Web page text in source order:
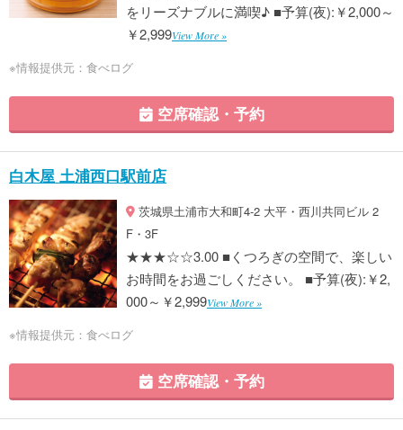
をリーズナブルに満喫♪ ■予算(夜):￥2,000～
￥2,999View More »
※情報提供元：食べログ
空席確認・予約
白木屋 土浦西口駅前店
茨城県土浦市大和町4-2 大平・西川共同ビル 2
F・3F
★★★☆☆3.00 ■くつろぎの空間で、楽しい
お時間をお過ごしください。 ■予算(夜):￥2,
000～￥2,999View More »
※情報提供元：食べログ
空席確認・予約